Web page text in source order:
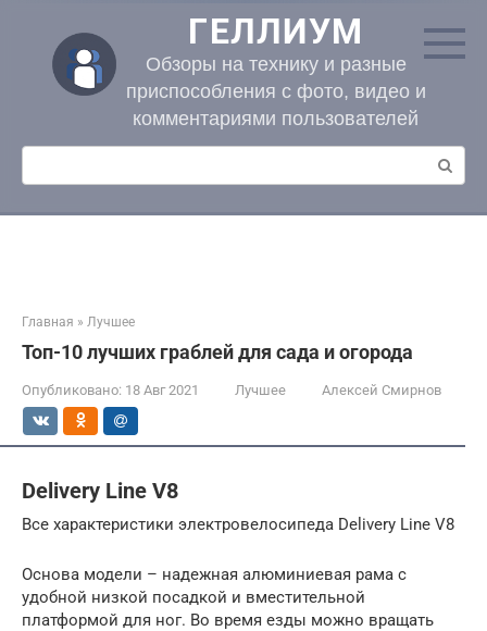
контенту
ГЕЛЛИУМ
Обзоры на технику и разные
приспособления с фото, видео и
комментариями пользователей
Поиск:
Главная » Лучшее
Топ-10 лучших граблей для сада и огорода
Опубликовано: 18 Авг 2021 Лучшее Алексей Смирнов
Delivery Line V8
Все характеристики электровелосипеда Delivery Line V8
Основа модели – надежная алюминиевая рама с
удобной низкой посадкой и вместительной
платформой для ног. Во время езды можно вращать